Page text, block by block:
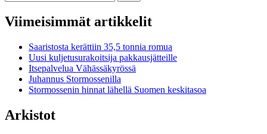
Viimeisimmät artikkelit
Saaristosta kerättiin 35,5 tonnia romua
Uusi kuljetusurakoitsija pakkausjätteille
Itsepalvelua Vähässäkyrössä
Juhannus Stormossenilla
Stormossenin hinnat lähellä Suomen keskitasoa
Arkistot